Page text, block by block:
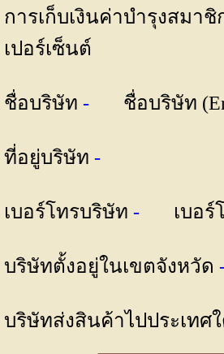
การเก็บเงินค่าบำรุงสมา
เปอร์เซ็นต์
ชื่อบริษัท - ชื่อบริษัท
ที่อยู่บริษัท -
เบอร์โทรบริษัท - เบอ
บริษัทตั้งอยู่ในเขตจังหวัด
บริษัทส่งสินค้าไปประเทศ